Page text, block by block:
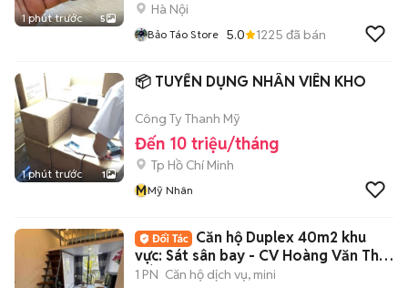
1 phút trước 5
Hà Nội
Bảo Táo Store 5.0 1225 đã bán
1 phút trước 1
📦 TUYỂN DỤNG NHÂN VIÊN KHO
Công Ty Thanh Mỹ
Đến 10 triệu/tháng
Tp Hồ Chí Minh
MMỹ Nhân
Căn hộ Duplex 40m2 khu
vực: Sát sân bay - CV Hoàng Văn Thụ
- Út Tịch.
1 PN Căn hộ dịch vụ, mini